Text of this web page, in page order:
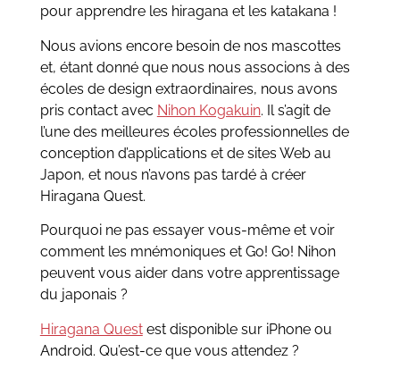
pour apprendre les hiragana et les katakana !
Nous avions encore besoin de nos mascottes
et, étant donné que nous nous associons à des
écoles de design extraordinaires, nous avons
pris contact avec Nihon Kogakuin. Il s’agit de
l’une des meilleures écoles professionnelles de
conception d’applications et de sites Web au
Japon, et nous n’avons pas tardé à créer
Hiragana Quest.
Pourquoi ne pas essayer vous-même et voir
comment les mnémoniques et Go! Go! Nihon
peuvent vous aider dans votre apprentissage
du japonais ?
Hiragana Questest disponible sur iPhone ou
Android. Qu’est-ce que vous attendez ?